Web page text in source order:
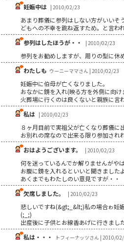
妊娠中は | 2010/02/23
あまり葬儀に参列はしない方がいいそ
どもへの不幸を跳ね返すため。と言わ
参列はしたほうが・・
| 2010/02/23
参列をお勧めしますが、周りの型に休
わたしも ウーニーママさん | 2010/02/23
妊娠中に伯母が亡くなりました。
おなかに鏡を入れ(映る方を外側に向け
火葬場に行くのは良くないと親族に言
私は | 2010/02/23
８ヶ月目前で実祖父が亡くなり葬儀に
お別れの席なので出来る限り参加され
おはようございます。
| 2010/02/23
何を迷っているんでか解りませんがや
お腹に鏡を入れるといいと聞きましたよ
あくまでもわたしのい意見ですが・・
欠席しました。
| 2010/02/23
悲しいですね(&gt;_&lt;)私の場合ゎ妊
(;_;)
出産後に子供とお線香あげに行きまし
私は・・・
トフィーナッツさん | 2010/